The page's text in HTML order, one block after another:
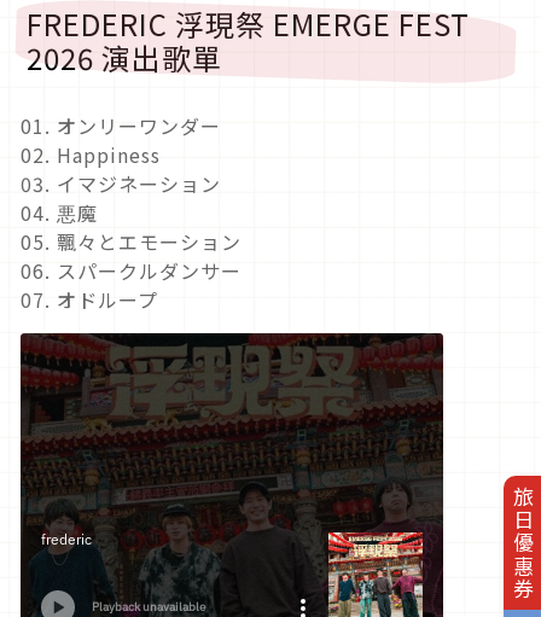
旅日優惠券
FREDERIC 浮現祭 EMERGE FEST
2026 演出歌單
01. オンリーワンダー
02. Happiness
03. イマジネーション
04. 悪魔
05. 飄々とエモーション
06. スパークルダンサー
07. オドループ